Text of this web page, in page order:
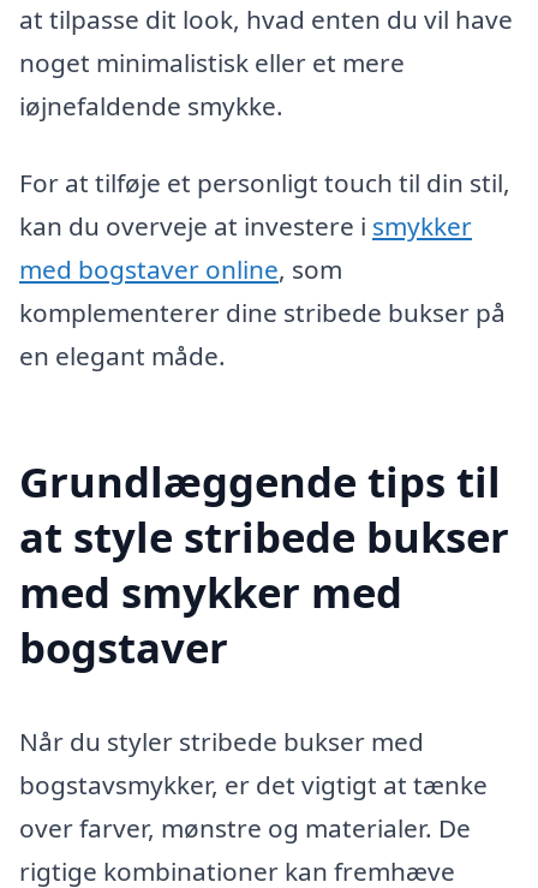
at tilpasse dit look, hvad enten du vil have
noget minimalistisk eller et mere
iøjnefaldende smykke.
For at tilføje et personligt touch til din stil,
kan du overveje at investere i smykker
med bogstaver online, som
komplementerer dine stribede bukser på
en elegant måde.
Grundlæggende tips til
at style stribede bukser
med smykker med
bogstaver
Når du styler stribede bukser med
bogstavsmykker, er det vigtigt at tænke
over farver, mønstre og materialer. De
rigtige kombinationer kan fremhæve